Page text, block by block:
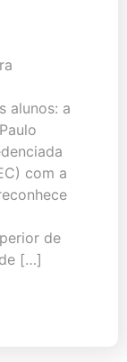
alunos: a
com a
de
[…]